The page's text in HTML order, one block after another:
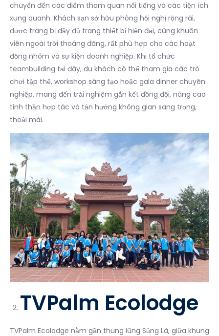
chuyển đến các điểm tham quan nổi tiếng và các tiện ích
xung quanh. Khách sạn sở hữu phòng hội nghị rộng rãi,
được trang bị đầy đủ trang thiết bị hiện đại, cùng khuôn
viên ngoài trời thoáng đãng, rất phù hợp cho các hoạt
động nhóm và sự kiện doanh nghiệp. Khi tổ chức
teambuilding tại đây, du khách có thể tham gia các trò
chơi tập thể, workshop sáng tạo hoặc gala dinner chuyên
nghiệp, mang đến trải nghiệm gắn kết đồng đội, nâng cao
tinh thần hợp tác và tận hưởng không gian sang trọng,
thoải mái.
TVPalm Ecolodge
TVPalm Ecolodge nằm gần thung lũng Sủng Là, giữa khung